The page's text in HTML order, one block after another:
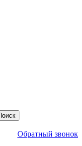
Обратный звонок